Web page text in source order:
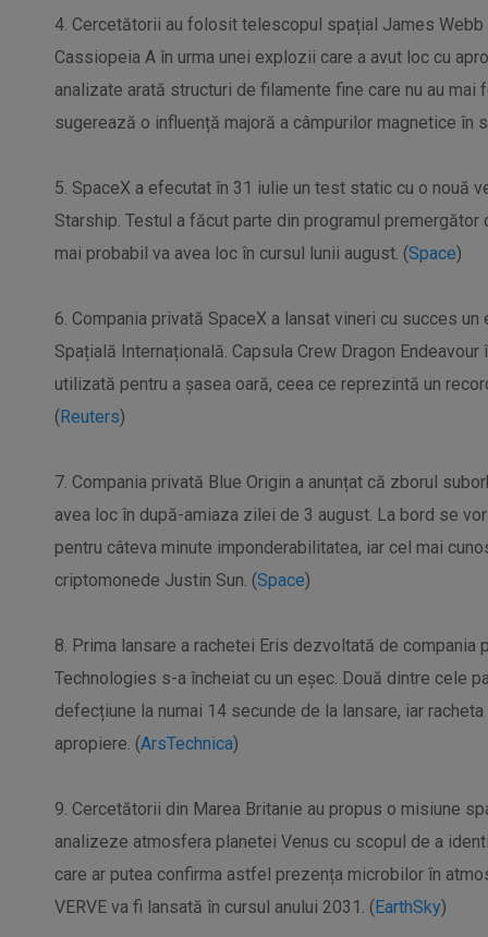
4. Cercetătorii au folosit telescopul spațial James
Cassiopeia A în urma unei explozii care a avut loc cu
analizate arată structuri de filamente fine care nu au
sugerează o influență majoră a câmpurilor magnetice în
5. SpaceX a efecutat în 31 iulie un test static cu o nouă
Starship. Testul a făcut parte din programul
mai probabil va avea loc în cursul lunii august. (Space)
6. Compania privată SpaceX a lansat vineri cu succes
Spațială Internațională. Capsula Crew Dragon
utilizată pentru a șasea oară, ceea ce reprezintă un
(Reuters)
7. Compania privată Blue Origin a anunțat că zborul
avea loc în după-amiaza zilei de 3 august. La bord se
pentru câteva minute imponderabilitatea, iar cel mai
criptomonede Justin Sun. (Space)
8. Prima lansare a rachetei Eris dezvoltată de compania
Technologies s-a încheiat cu un eșec. Două dintre cele
defecțiune la numai 14 secunde de la lansare, iar
apropiere. (ArsTechnica)
9. Cercetătorii din Marea Britanie au propus o misiune
analizeze atmosfera planetei Venus cu scopul de a
care ar putea confirma astfel prezența microbilor în
VERVE va fi lansată în cursul anului 2031. (EarthSky)